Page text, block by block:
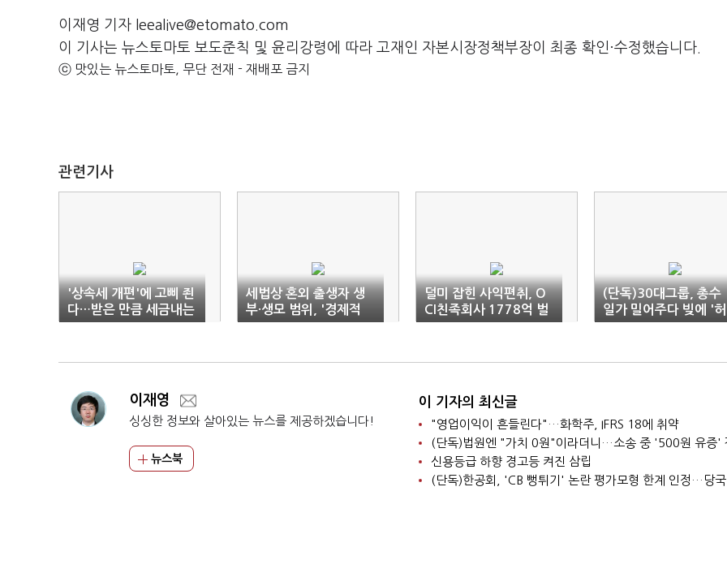
이재영 기자 leealive@etomato.com
이 기사는 뉴스토마토 보도준칙 및 윤리강령에 따라 고재인 자본시장정책부장이 최종 확인·수정했습니다.
ⓒ 맛있는 뉴스토마토, 무단 전재 - 재배포 금지
관련기사
'상속세 개편'에 고삐 죈
다…받은 만큼 세금내는
'유산취득세' 검토
세법상 혼외 출생자 생
부·생모 범위, '경제적
연관 관계'로 한정
덜미 잡힌 사익편취, O
CI친족회사 1778억 벌
고 36억 과징금
(단독)30대그룹, 총수
일가 밀어주다 빚에 '허
덕'
이재영
싱싱한 정보와 살아있는 뉴스를 제공하겠습니다!
뉴스북
이 기자의 최신글
"영업이익이 흔들린다"…화학주, IFRS 18에 취약
신용등급 하향 경고등 켜진 삼립